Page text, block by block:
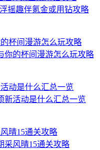
摇趣伴氪金或用钻攻略
你的杯间漫游怎么玩攻略
新活动是什么汇总一览
采风晴15通关攻略